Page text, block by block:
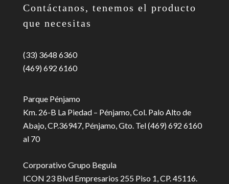
Contáctanos, tenemos el producto
que necesitas
(33) 3648 6360
(469) 692 6160
Parque Pénjamo
Km. 26-B La Piedad – Pénjamo, Col. Palo Alto de
Abajo, CP.36947, Pénjamo, Gto. Tel (469) 692 6160
al 70
Corporativo Grupo Begula
ICON 23 Blvd Empresarios 255 Piso 1, CP. 45116.